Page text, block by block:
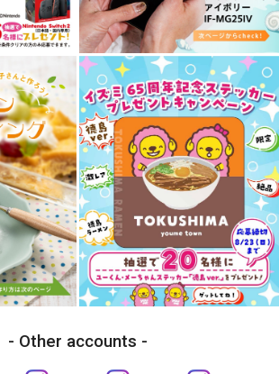
Other accounts